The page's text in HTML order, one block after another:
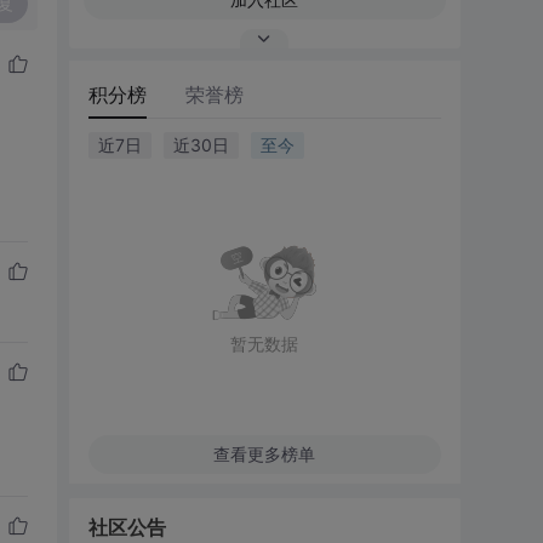
积分榜 荣誉榜
近7日 近30日 至今
暂无数据
查看更多榜单
社区公告